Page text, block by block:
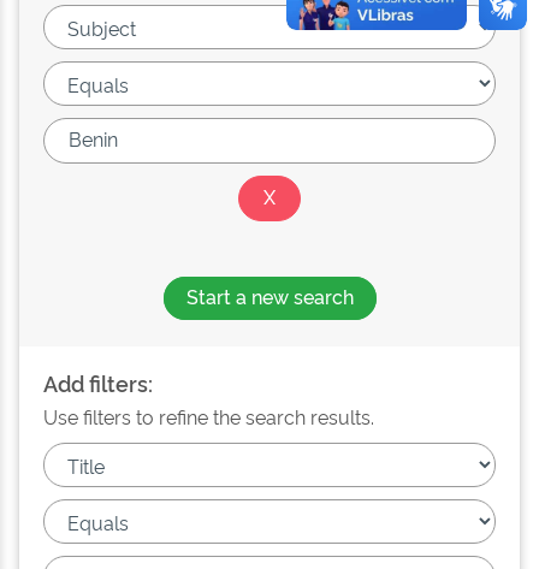
Start a new search
Add filters:
Use filters to refine the search results.